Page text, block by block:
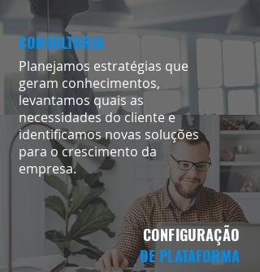
Planejamos estratégias que
geram conhecimentos,
levantamos quais as
necessidades do cliente e
identificamos novas soluções
para o crescimento da
empresa.
CONSULTORIA
CONFIGURAÇÃO
DE PLATAFORMA